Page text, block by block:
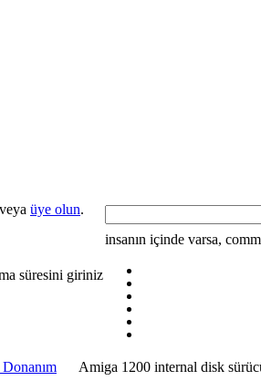
veya üye olun.
süresini giriniz
insanın içinde varsa,
Amiga 1200 internal disk